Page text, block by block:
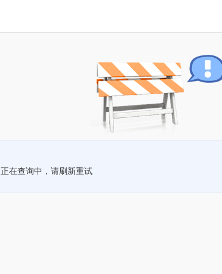
正在查询中，请刷新重试